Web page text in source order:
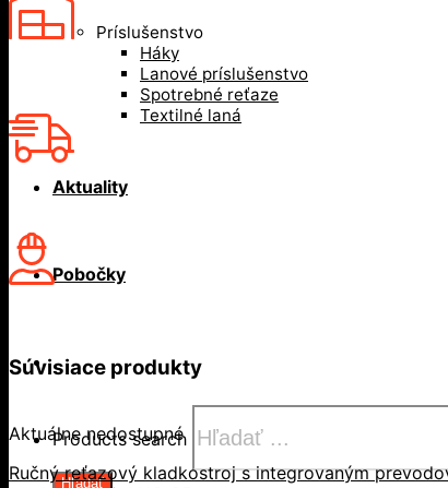
Príslušenstvo
Háky
Lanové príslušenstvo
Spotrebné reťaze
Textilné laná
Aktuality
Pobočky
Products search
Hľadať
Súvisiace produkty
Aktuálne nedostupné
Ručný reťazový kladkostroj s integrovaným